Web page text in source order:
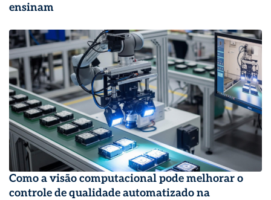
ensinam
Como a visão computacional pode melhorar o
controle de qualidade automatizado na